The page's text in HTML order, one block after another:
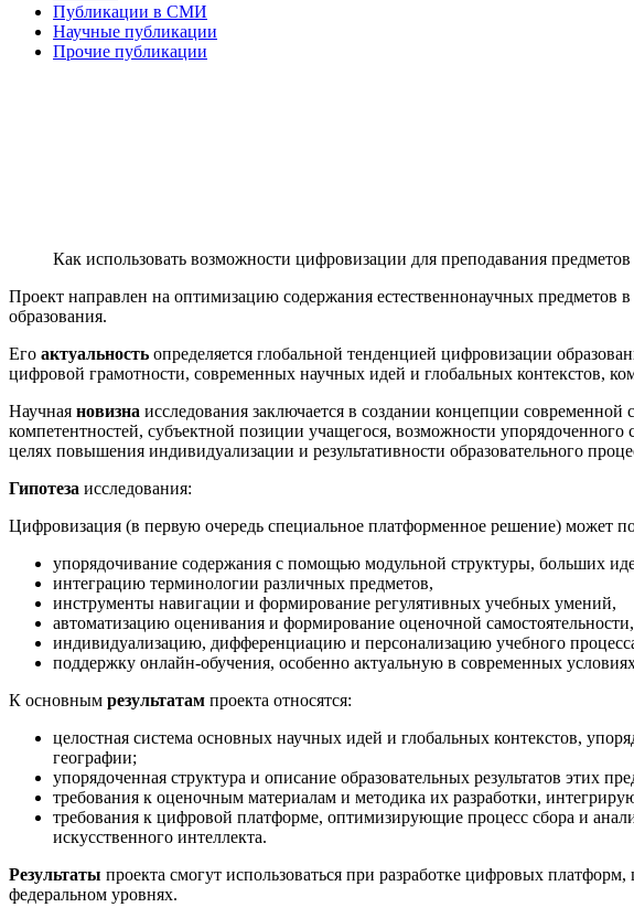
Публикации в СМИ
Научные публикации
Прочие публикации
Как использовать возможности цифровизации для преподавания предметов
Проект направлен на оптимизацию содержания естественнонаучных предметов
образования.
Его актуальность определяется глобальной тенденцией цифровизации
цифровой грамотности, современных научных идей и глобальных контекстов,
Научная новизна исследования заключается в создании концепции
компетентностей, субъектной позиции учащегося, возможности
целях повышения индивидуализации и результативности образовательного
Гипотеза исследования:
Цифровизация (в первую очередь специальное платформенное решение) может
упорядочивание содержания с помощью модульной структуры, больших
интеграцию терминологии различных предметов,
инструменты навигации и формирование регулятивных учебных умений,
автоматизацию оценивания и формирование оценочной самостоятельности,
индивидуализацию, дифференциацию и персонализацию учебного
поддержку онлайн-обучения, особенно актуальную в современных
К основным результатам проекта относятся:
целостная система основных научных идей и глобальных контекстов,
географии;
упорядоченная структура и описание образовательных результатов этих
требования к оценочным материалам и методика их разработки,
требования к цифровой платформе, оптимизирующие процесс сбора и
искусственного интеллекта.
Результаты проекта смогут использоваться при разработке цифровых
федеральном уровнях.